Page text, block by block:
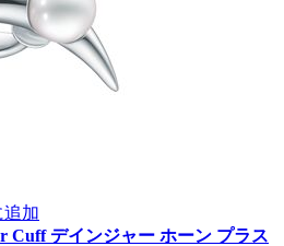
加
Cuffデインジャー ホーン プラス